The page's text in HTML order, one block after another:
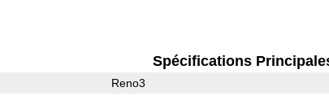
Spécifications
Reno3